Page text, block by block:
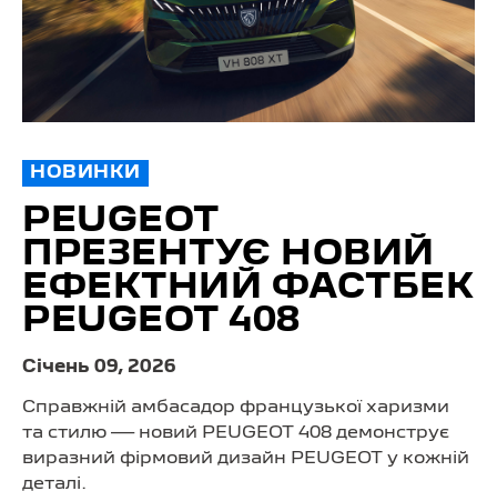
НОВИНКИ
PEUGEOT
ПРЕЗЕНТУЄ НОВИЙ
ЕФЕКТНИЙ ФАСТБЕК
PEUGEOT 408
Cічень 09, 2026
Справжній амбасадор французької харизми
та стилю — новий PEUGEOT 408 демонструє
виразний фірмовий дизайн PEUGEOT у кожній
деталі.